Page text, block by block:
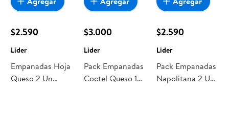
$2.590
Lider
Empanadas Hoja
Queso 2 Un
$3.000
Lider
Pack Empanadas
Coctel Queso 12
$2.590
Lider
Pack Empanadas
Napolitana 2 Un